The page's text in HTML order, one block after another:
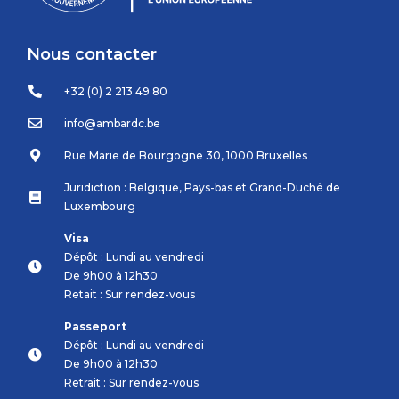
Nous contacter
+32 (0) 2 213 49 80
info@ambardc.be
Rue Marie de Bourgogne 30, 1000 Bruxelles
Juridiction : Belgique, Pays-bas et Grand-Duché de
Luxembourg
Visa
Dépôt : Lundi au vendredi
De 9h00 à 12h30
Retait : Sur rendez-vous
Passeport
Dépôt : Lundi au vendredi
De 9h00 à 12h30
Retrait : Sur rendez-vous